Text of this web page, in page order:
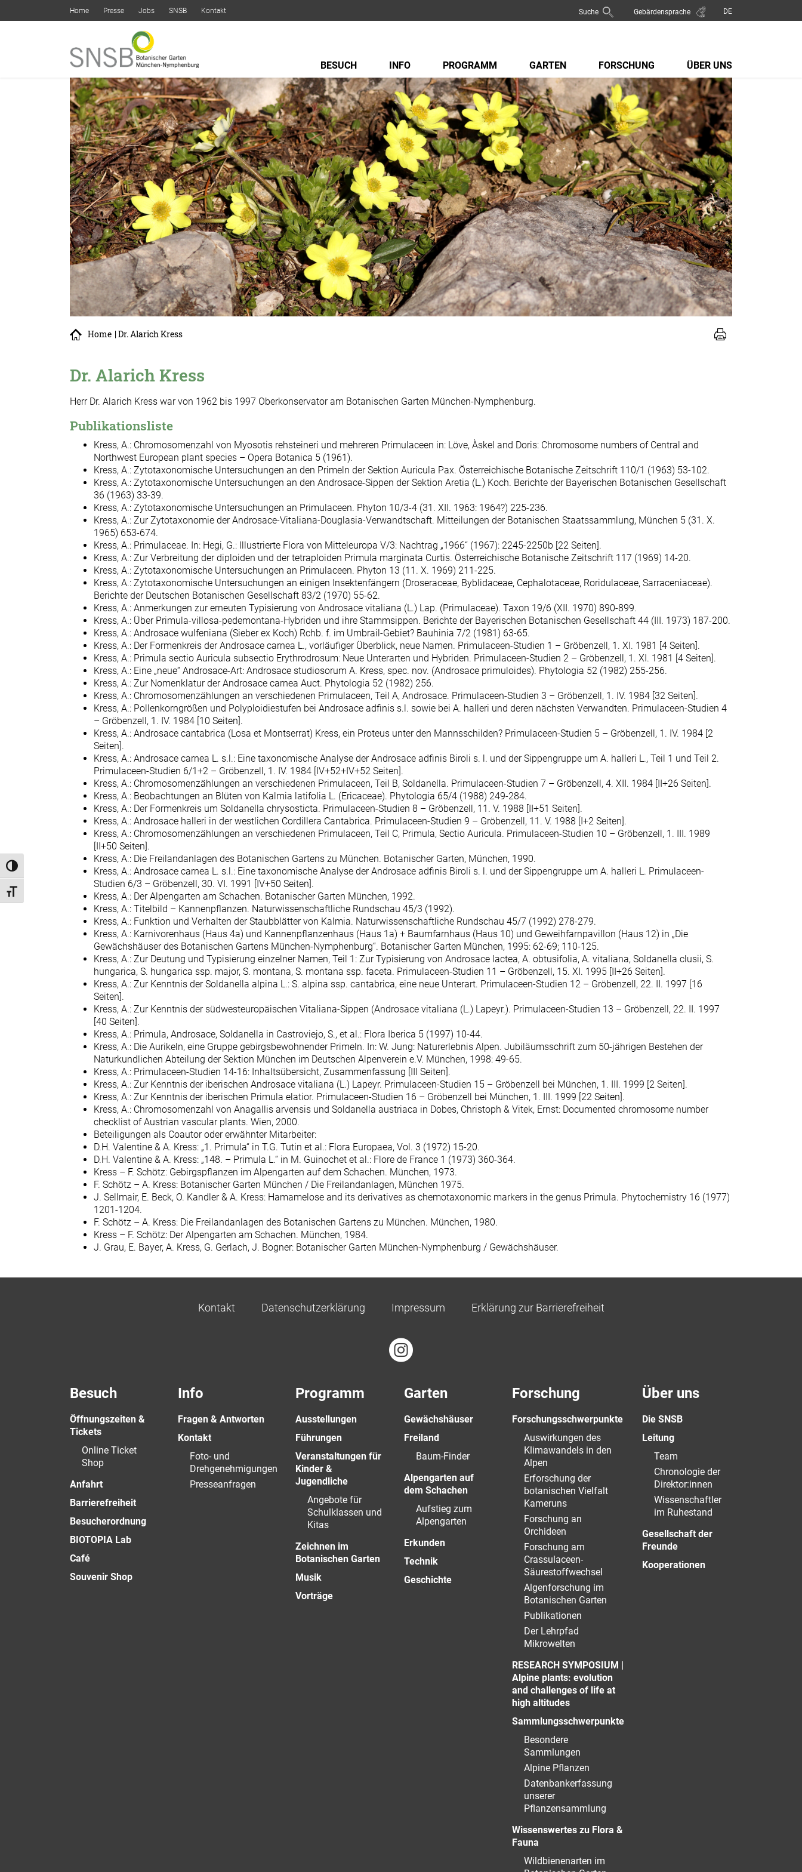
Umschalten auf hohe Kontraste
Schrift vergrößern
Home Presse Jobs SNSB Kontakt Suche Gebärdensprache
BESUCH INFO PROGRAMM GARTEN FORSCHUNG ÜBER UNS
Home | Dr. Alarich Kress
Dr. Alarich Kress
Herr Dr. Alarich Kress war von 1962 bis 1997 Oberkonservator am Botanischen Garten München-Nymphenburg.
Publikationsliste
Kress, A.: Chromosomenzahl von Myosotis rehsteineri und mehreren Primulaceen in: Löve, Àskel and Doris: Chromosome numbers of Central and
Northwest European plant species – Opera Botanica 5 (1961).
Kress, A.: Zytotaxonomische Untersuchungen an den Primeln der Sektion Auricula Pax. Österreichische Botanische Zeitschrift 110/1 (1963) 53-102.
Kress, A.: Zytotaxonomische Untersuchungen an den Androsace-Sippen der Sektion Aretia (L.) Koch. Berichte der Bayerischen Botanischen Gesellschaft
36 (1963) 33-39.
Kress, A.: Zytotaxonomische Untersuchungen an Primulaceen. Phyton 10/3-4 (31. XII. 1963: 1964?) 225-236.
Kress, A.: Zur Zytotaxonomie der Androsace-Vitaliana-Douglasia-Verwandtschaft. Mitteilungen der Botanischen Staatssammlung, München 5 (31. X.
1965) 653-674.
Kress, A.: Primulaceae. In: Hegi, G.: Illustrierte Flora von Mitteleuropa V/3: Nachtrag „1966“ (1967): 2245-2250b [22 Seiten].
Kress, A.: Zur Verbreitung der diploiden und der tetraploiden Primula marginata Curtis. Österreichische Botanische Zeitschrift 117 (1969) 14-20.
Kress, A.: Zytotaxonomische Untersuchungen an Primulaceen. Phyton 13 (11. X. 1969) 211-225.
Kress, A.: Zytotaxonomische Untersuchungen an einigen Insektenfängern (Droseraceae, Byblidaceae, Cephalotaceae, Roridulaceae, Sarraceniaceae).
Berichte der Deutschen Botanischen Gesellschaft 83/2 (1970) 55-62.
Kress, A.: Anmerkungen zur erneuten Typisierung von Androsace vitaliana (L.) Lap. (Primulaceae). Taxon 19/6 (XII. 1970) 890-899.
Kress, A.: Über Primula-villosa-pedemontana-Hybriden und ihre Stammsippen. Berichte der Bayerischen Botanischen Gesellschaft 44 (III. 1973) 187-200.
Kress, A.: Androsace wulfeniana (Sieber ex Koch) Rchb. f. im Umbrail-Gebiet? Bauhinia 7/2 (1981) 63-65.
Kress, A.: Der Formenkreis der Androsace carnea L., vorläufiger Überblick, neue Namen. Primulaceen-Studien 1 – Gröbenzell, 1. XI. 1981 [4 Seiten].
Kress, A.: Primula sectio Auricula subsectio Erythrodrosum: Neue Unterarten und Hybriden. Primulaceen-Studien 2 – Gröbenzell, 1. XI. 1981 [4 Seiten].
Kress, A.: Eine „neue“ Androsace-Art: Androsace studiosorum A. Kress, spec. nov. (Androsace primuloides). Phytologia 52 (1982) 255-256.
Kress, A.: Zur Nomenklatur der Androsace carnea Auct. Phytologia 52 (1982) 256.
Kress, A.: Chromosomenzählungen an verschiedenen Primulaceen, Teil A, Androsace. Primulaceen-Studien 3 – Gröbenzell, 1. IV. 1984 [32 Seiten].
Kress, A.: Pollenkorngrößen und Polyploidiestufen bei Androsace adfinis s.l. sowie bei A. halleri und deren nächsten Verwandten. Primulaceen-Studien 4
– Gröbenzell, 1. IV. 1984 [10 Seiten].
Kress, A.: Androsace cantabrica (Losa et Montserrat) Kress, ein Proteus unter den Mannsschilden? Primulaceen-Studien 5 – Gröbenzell, 1. IV. 1984 [2
Seiten].
Kress, A.: Androsace carnea L. s.l.: Eine taxonomische Analyse der Androsace adfinis Biroli s. l. und der Sippengruppe um A. halleri L., Teil 1 und Teil 2.
Primulaceen-Studien 6/1+2 – Gröbenzell, 1. IV. 1984 [IV+52+IV+52 Seiten].
Kress, A.: Chromosomenzählungen an verschiedenen Primulaceen, Teil B, Soldanella. Primulaceen-Studien 7 – Gröbenzell, 4. XII. 1984 [II+26 Seiten].
Kress, A.: Beobachtungen an Blüten von Kalmia latifolia L. (Ericaceae). Phytologia 65/4 (1988) 249-284.
Kress, A.: Der Formenkreis um Soldanella chrysosticta. Primulaceen-Studien 8 – Gröbenzell, 11. V. 1988 [II+51 Seiten].
Kress, A.: Androsace halleri in der westlichen Cordillera Cantabrica. Primulaceen-Studien 9 – Gröbenzell, 11. V. 1988 [I+2 Seiten].
Kress, A.: Chromosomenzählungen an verschiedenen Primulaceen, Teil C, Primula, Sectio Auricula. Primulaceen-Studien 10 – Gröbenzell, 1. III. 1989
[II+50 Seiten].
Kress, A.: Die Freilandanlagen des Botanischen Gartens zu München. Botanischer Garten, München, 1990.
Kress, A.: Androsace carnea L. s.l.: Eine taxonomische Analyse der Androsace adfinis Biroli s. l. und der Sippengruppe um A. halleri L. Primulaceen-
Studien 6/3 – Gröbenzell, 30. VI. 1991 [IV+50 Seiten].
Kress, A.: Der Alpengarten am Schachen. Botanischer Garten München, 1992.
Kress, A.: Titelbild – Kannenpflanzen. Naturwissenschaftliche Rundschau 45/3 (1992).
Kress, A.: Funktion und Verhalten der Staubblätter von Kalmia. Naturwissenschaftliche Rundschau 45/7 (1992) 278-279.
Kress, A.: Karnivorenhaus (Haus 4a) und Kannenpflanzenhaus (Haus 1a) + Baumfarnhaus (Haus 10) und Geweihfarnpavillon (Haus 12) in „Die
Gewächshäuser des Botanischen Gartens München-Nymphenburg“. Botanischer Garten München, 1995: 62-69; 110-125.
Kress, A.: Zur Deutung und Typisierung einzelner Namen, Teil 1: Zur Typisierung von Androsace lactea, A. obtusifolia, A. vitaliana, Soldanella clusii, S.
hungarica, S. hungarica ssp. major, S. montana, S. montana ssp. faceta. Primulaceen-Studien 11 – Gröbenzell, 15. XI. 1995 [II+26 Seiten].
Kress, A.: Zur Kenntnis der Soldanella alpina L.: S. alpina ssp. cantabrica, eine neue Unterart. Primulaceen-Studien 12 – Gröbenzell, 22. II. 1997 [16
Seiten].
Kress, A.: Zur Kenntnis der südwesteuropäischen Vitaliana-Sippen (Androsace vitaliana (L.) Lapeyr.). Primulaceen-Studien 13 – Gröbenzell, 22. II. 1997
[40 Seiten].
Kress, A.: Primula, Androsace, Soldanella in Castroviejo, S., et al.: Flora Iberica 5 (1997) 10-44.
Kress, A.: Die Aurikeln, eine Gruppe gebirgsbewohnender Primeln. In: W. Jung: Naturerlebnis Alpen. Jubiläumsschrift zum 50-jährigen Bestehen der
Naturkundlichen Abteilung der Sektion München im Deutschen Alpenverein e.V. München, 1998: 49-65.
Kress, A.: Primulaceen-Studien 14-16: Inhaltsübersicht, Zusammenfassung [III Seiten].
Kress, A.: Zur Kenntnis der iberischen Androsace vitaliana (L.) Lapeyr. Primulaceen-Studien 15 – Gröbenzell bei München, 1. III. 1999 [2 Seiten].
Kress, A.: Zur Kenntnis der iberischen Primula elatior. Primulaceen-Studien 16 – Gröbenzell bei München, 1. III. 1999 [22 Seiten].
Kress, A.: Chromosomenzahl von Anagallis arvensis und Soldanella austriaca in Dobes, Christoph & Vitek, Ernst: Documented chromosome number
checklist of Austrian vascular plants. Wien, 2000.
Beteiligungen als Coautor oder erwähnter Mitarbeiter:
D.H. Valentine & A. Kress: „1. Primula“ in T.G. Tutin et al.: Flora Europaea, Vol. 3 (1972) 15-20.
D.H. Valentine & A. Kress: „148. – Primula L.“ in M. Guinochet et al.: Flore de France 1 (1973) 360-364.
Kress – F. Schötz: Gebirgspflanzen im Alpengarten auf dem Schachen. München, 1973.
F. Schötz – A. Kress: Botanischer Garten München / Die Freilandanlagen, München 1975.
J. Sellmair, E. Beck, O. Kandler & A. Kress: Hamamelose and its derivatives as chemotaxonomic markers in the genus Primula. Phytochemistry 16 (1977)
1201-1204.
F. Schötz – A. Kress: Die Freilandanlagen des Botanischen Gartens zu München. München, 1980.
Kress – F. Schötz: Der Alpengarten am Schachen. München, 1984.
J. Grau, E. Bayer, A. Kress, G. Gerlach, J. Bogner: Botanischer Garten München-Nymphenburg / Gewächshäuser.
Kontakt Datenschutzerklärung Impressum Erklärung zur Barrierefreiheit
Besuch
Öffnungszeiten &
Tickets
Online Ticket
Shop
Anfahrt
Barrierefreiheit
Besucherordnung
BIOTOPIA Lab
Café
Souvenir Shop
Info
Fragen & Antworten
Kontakt
Foto- und
Drehgenehmigungen
Presseanfragen
Programm
Ausstellungen
Führungen
Veranstaltungen für
Kinder &
Jugendliche
Angebote für
Schulklassen und
Kitas
Zeichnen im
Botanischen Garten
Musik
Vorträge
Garten
Gewächshäuser
Freiland
Baum-Finder
Alpengarten auf
dem Schachen
Aufstieg zum
Alpengarten
Erkunden
Technik
Geschichte
Forschung
Forschungsschwerpunkte
Auswirkungen des
Klimawandels in den
Alpen
Erforschung der
botanischen Vielfalt
Kameruns
Forschung an
Orchideen
Forschung am
Crassulaceen-
Säurestoffwechsel
Algenforschung im
Botanischen Garten
Publikationen
Der Lehrpfad
Mikrowelten
RESEARCH SYMPOSIUM |
Alpine plants: evolution
and challenges of life at
high altitudes
Sammlungsschwerpunkte
Besondere
Sammlungen
Alpine Pflanzen
Datenbankerfassung
unserer
Pflanzensammlung
Wissenswertes zu Flora &
Fauna
Wildbienenarten im
Über uns
Die SNSB
Leitung
Team
Chronologie der
Direktor:innen
Wissenschaftler
im Ruhestand
Gesellschaft der
Freunde
Kooperationen